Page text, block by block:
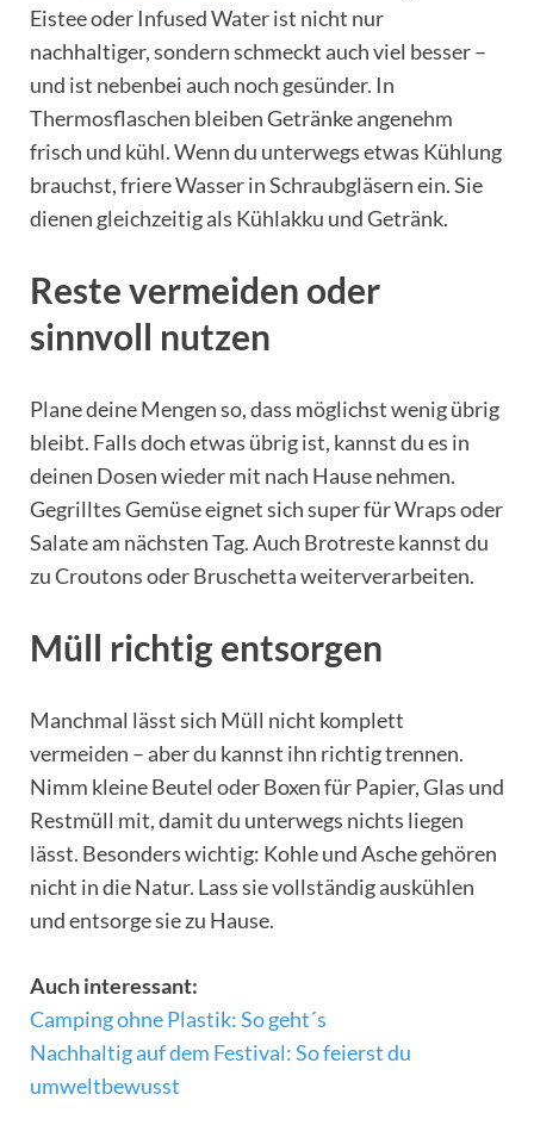
Eistee oder Infused Water ist nicht nur
nachhaltiger, sondern schmeckt auch viel besser –
und ist nebenbei auch noch gesünder. In
Thermosflaschen bleiben Getränke angenehm
frisch und kühl. Wenn du unterwegs etwas Kühlung
brauchst, friere Wasser in Schraubgläsern ein. Sie
dienen gleichzeitig als Kühlakku und Getränk.
Reste vermeiden oder
sinnvoll nutzen
Plane deine Mengen so, dass möglichst wenig übrig
bleibt. Falls doch etwas übrig ist, kannst du es in
deinen Dosen wieder mit nach Hause nehmen.
Gegrilltes Gemüse eignet sich super für Wraps oder
Salate am nächsten Tag. Auch Brotreste kannst du
zu Croutons oder Bruschetta weiterverarbeiten.
Müll richtig entsorgen
Manchmal lässt sich Müll nicht komplett
vermeiden – aber du kannst ihn richtig trennen.
Nimm kleine Beutel oder Boxen für Papier, Glas und
Restmüll mit, damit du unterwegs nichts liegen
lässt. Besonders wichtig: Kohle und Asche gehören
nicht in die Natur. Lass sie vollständig auskühlen
und entsorge sie zu Hause.
Auch interessant:
Camping ohne Plastik: So geht´s
Nachhaltig auf dem Festival: So feierst du
umweltbewusst